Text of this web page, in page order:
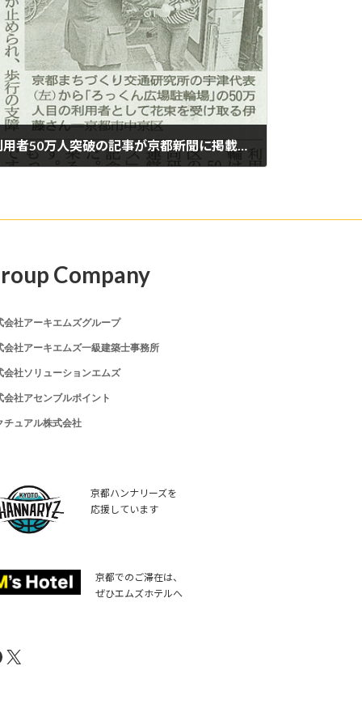
「ろっくん広場駐輪場」利用者50万人突破の記事が京都新聞に掲載されました
Company
会社アーキエムズグループ
会社アーキエムズ一級建築士事務所
会社ソリューションエムズ
会社アセンブルポイント
チュアル株式会社
京都ハンナリーズを
応援しています
京都でのご滞在は、
ぜひエムズホテルへ
X